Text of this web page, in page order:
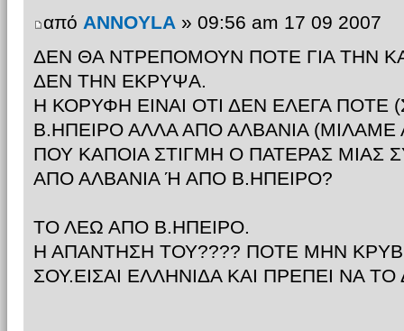
από ANNOYLA » 09:56 am 17 09 2007
ΔΕΝ ΘΑ ΝΤΡΕΠΟΜΟΥΝ ΠΟΤΕ ΓΙΑ ΤΗΝ
ΔΕΝ ΤΗΝ ΕΚΡΥΨΑ.
Η ΚΟΡΥΦΗ ΕΙΝΑΙ ΟΤΙ ΔΕΝ ΕΛΕΓΑ ΠΟΤΕ
Β.ΗΠΕΙΡΟ ΑΛΛΑ ΑΠΟ ΑΛΒΑΝΙΑ (ΜΙΛΑΜΕ
ΠΟΥ ΚΑΠΟΙΑ ΣΤΙΓΜΗ Ο ΠΑΤΕΡΑΣ ΜΙΑΣ
ΑΠΟ ΑΛΒΑΝΙΑ Ή ΑΠΟ Β.ΗΠΕΙΡΟ?
ΤΟ ΛΕΩ ΑΠΟ Β.ΗΠΕΙΡΟ.
Η ΑΠΑΝΤΗΣΗ ΤΟΥ???? ΠΟΤΕ ΜΗΝ
ΣΟΥ.ΕΙΣΑΙ ΕΛΛΗΝΙΔΑ ΚΑΙ ΠΡΕΠΕΙ ΝΑ ΤΟ